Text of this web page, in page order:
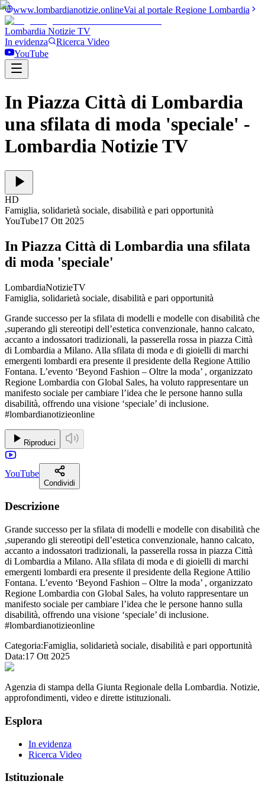
www.lombardianotizie.onlineVai al portale Regione Lombardia
Lombardia Notizie TV
In evidenza
Ricerca Video
YouTube
In Piazza Città di Lombardia
una sfilata di moda 'speciale' -
Lombardia Notizie TV
HD
Famiglia, solidarietà sociale, disabilità e pari opportunità
YouTube17 Ott 2025
In Piazza Città di Lombardia una sfilata
di moda 'speciale'
LombardiaNotizieTV
Famiglia, solidarietà sociale, disabilità e pari opportunità
Grande successo per la sfilata di modelli e modelle con disabilità che
,superando gli stereotipi dell’estetica convenzionale, hanno calcato,
accanto a indossatori tradizionali, la passerella rossa in piazza Città
di Lombardia a Milano. Alla sfilata di moda e di gioielli di marchi
emergenti lombardi era presente il presidente della Regione Attilio
Fontana. L’evento ‘Beyond Fashion – Oltre la moda’ , organizzato
Regione Lombardia con Global Sales, ha voluto rappresentare un
manifesto sociale per cambiare l’idea che le persone hanno sulla
disabilità, offrendo una visione ‘speciale’ di inclusione.
#lombardianotizieonline
Riproduci
YouTube
Condividi
Descrizione
Grande successo per la sfilata di modelli e modelle con disabilità che
,superando gli stereotipi dell’estetica convenzionale, hanno calcato,
accanto a indossatori tradizionali, la passerella rossa in piazza Città
di Lombardia a Milano. Alla sfilata di moda e di gioielli di marchi
emergenti lombardi era presente il presidente della Regione Attilio
Fontana. L’evento ‘Beyond Fashion – Oltre la moda’ , organizzato
Regione Lombardia con Global Sales, ha voluto rappresentare un
manifesto sociale per cambiare l’idea che le persone hanno sulla
disabilità, offrendo una visione ‘speciale’ di inclusione.
#lombardianotizieonline
Categoria:Famiglia, solidarietà sociale, disabilità e pari opportunità
Data:17 Ott 2025
Agenzia di stampa della Giunta Regionale della Lombardia. Notizie,
approfondimenti, video e dirette istituzionali.
Esplora
In evidenza
Ricerca Video
Istituzionale